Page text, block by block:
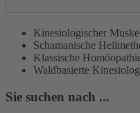
Kinesiologischer
Schamanische
Klassische
Waldbasierte
Sie suchen nach ...